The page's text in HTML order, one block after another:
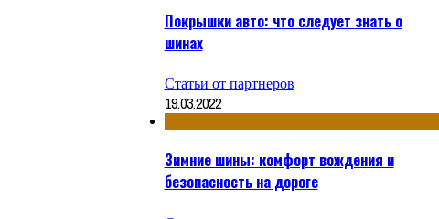
Покрышки авто: что следует знать о
шинах
Статьи от партнеров
19.03.2022
Зимние шины: комфорт вождения и
безопасность на дороге